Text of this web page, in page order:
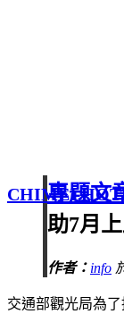
CHIMEI專題文
助7月上
作者： info
交通部觀光局為